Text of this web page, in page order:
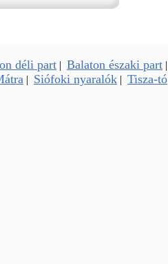
déli part | Balaton északi part |
| Siófoki nyaralók | Tisza-tó